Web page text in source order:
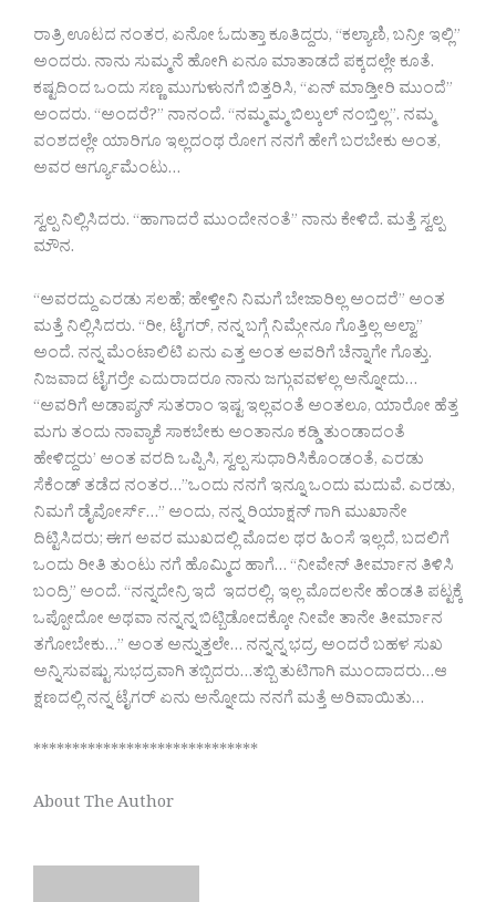
ರಾತ್ರಿ ಊಟದ ನಂತರ, ಏನೋ ಓದುತ್ತಾ ಕೂತಿದ್ದರು, “ಕಲ್ಯಾಣಿ, ಬನ್ರೀ ಇಲ್ಲಿ”
ಅಂದರು. ನಾನು ಸುಮ್ಮನೆ ಹೋಗಿ ಏನೂ ಮಾತಾಡದೆ ಪಕ್ಕದಲ್ಲೇ ಕೂತೆ.
ಕಷ್ಟದಿಂದ ಒಂದು ಸಣ್ಣ ಮುಗುಳುನಗೆ ಬಿತ್ತರಿಸಿ, “ಏನ್ ಮಾಡ್ತೀರಿ ಮುಂದೆ”
ಅಂದರು. “ಅಂದರೆ?” ನಾನಂದೆ. “ನಮ್ಮಮ್ಮ ಬಿಲ್ಕುಲ್ ನಂಬ್ತಿಲ್ಲ”. ನಮ್ಮ
ವಂಶದಲ್ಲೇ ಯಾರಿಗೂ ಇಲ್ಲದಂಥ ರೋಗ ನನಗೆ ಹೇಗೆ ಬರಬೇಕು ಅಂತ,
ಅವರ ಆರ್ಗ್ಯೂಮೆಂಟು…
ಸ್ವಲ್ಪ ನಿಲ್ಲಿಸಿದರು. “ಹಾಗಾದರೆ ಮುಂದೇನಂತೆ” ನಾನು ಕೇಳಿದೆ. ಮತ್ತೆ ಸ್ವಲ್ಪ
ಮೌನ.
“ಅವರದ್ದು ಎರಡು ಸಲಹೆ; ಹೇಳ್ತೀನಿ ನಿಮಗೆ ಬೇಜಾರಿಲ್ಲ ಅಂದರೆ” ಅಂತ
ಮತ್ತೆ ನಿಲ್ಲಿಸಿದರು. “ರೀ, ಟೈಗರ್, ನನ್ನ ಬಗ್ಗೆ ನಿಮ್ಗೇನೂ ಗೊತ್ತಿಲ್ಲ ಅಲ್ವಾ”
ಅಂದೆ. ನನ್ನ ಮೆಂಟಾಲಿಟಿ ಏನು ಎತ್ತ ಅಂತ ಅವರಿಗೆ ಚೆನ್ನಾಗೇ ಗೊತ್ತು.
ನಿಜವಾದ ಟೈಗರ್ರೇ ಎದುರಾದರೂ ನಾನು ಜಗ್ಗುವವಳಲ್ಲ ಅನ್ನೋದು…
“ಅವರಿಗೆ ಅಡಾಪ್ಶನ್ ಸುತರಾಂ ಇಷ್ಟ ಇಲ್ಲವಂತೆ ಅಂತಲೂ, ಯಾರೋ ಹೆತ್ತ
ಮಗು ತಂದು ನಾವ್ಯಾಕೆ ಸಾಕಬೇಕು ಅಂತಾನೂ ಕಡ್ಡಿ ತುಂಡಾದಂತೆ
ಹೇಳಿದ್ದರು’ ಅಂತ ವರದಿ ಒಪ್ಪಿಸಿ, ಸ್ವಲ್ಪ ಸುಧಾರಿಸಿಕೊಂಡಂತೆ, ಎರಡು
ಸೆಕೆಂಡ್ ತಡೆದ ನಂತರ…”ಒಂದು ನನಗೆ ಇನ್ನೂ ಒಂದು ಮದುವೆ. ಎರಡು,
ನಿಮಗೆ ಡೈವೋರ್ಸ್…” ಅಂದು, ನನ್ನ ರಿಯಾಕ್ಷನ್ ಗಾಗಿ ಮುಖಾನೇ
ದಿಟ್ಟಿಸಿದರು; ಈಗ ಅವರ ಮುಖದಲ್ಲಿ ಮೊದಲ ಥರ ಹಿಂಸೆ ಇಲ್ಲದೆ, ಬದಲಿಗೆ
ಒಂದು ರೀತಿ ತುಂಟು ನಗೆ ಹೊಮ್ಮಿದ ಹಾಗೆ… “ನೀವೇನ್ ತೀರ್ಮಾನ ತಿಳಿಸಿ
ಬಂದ್ರಿ” ಅಂದೆ. “ನನ್ನದೇನ್ರಿ ಇದೆ ಇದರಲ್ಲಿ, ಇಲ್ಲ ಮೊದಲನೇ ಹೆಂಡತಿ ಪಟ್ಟಕ್ಕೆ
ಒಪ್ಪೋದೋ ಅಥವಾ ನನ್ನನ್ನ ಬಿಟ್ಬಿಡೋದಕ್ಕೋ ನೀವೇ ತಾನೇ ತೀರ್ಮಾನ
ತಗೋಬೇಕು…” ಅಂತ ಅನ್ನುತ್ತಲೇ… ನನ್ನನ್ನ ಭದ್ರ, ಅಂದರೆ ಬಹಳ ಸುಖ
ಅನ್ನಿಸುವಷ್ಟು ಸುಭದ್ರವಾಗಿ ತಬ್ಬಿದರು…ತಬ್ಬಿ ತುಟಿಗಾಗಿ ಮುಂದಾದರು…ಆ
ಕ್ಷಣದಲ್ಲಿ ನನ್ನ ಟೈಗರ್ ಏನು ಅನ್ನೋದು ನನಗೆ ಮತ್ತೆ ಅರಿವಾಯಿತು…
*****************************
About The Author